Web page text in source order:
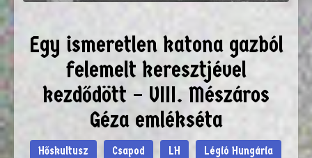
Egy ismeretlen katona gazból
felemelt keresztjével
kezdődött – VIII. Mészáros
Géza emlékséta
Hőskultusz Csapod LH Légió Hungária